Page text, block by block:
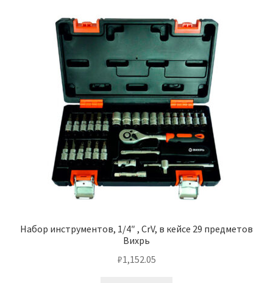
Набор инструментов, 1/4″ , CrV, в кейсе 29 предметов
Вихрь
₽1,152.05